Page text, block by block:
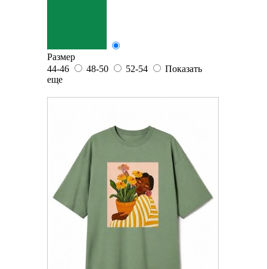
Размер
44-46
48-50 52-54
Показать
еще